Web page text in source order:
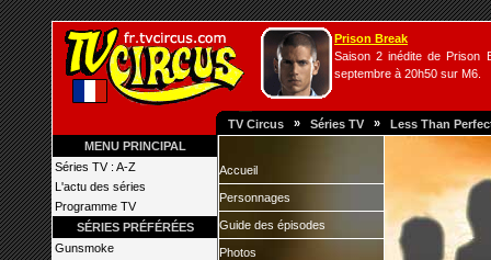
Prison Break
Saison 2 inédite de Prison
septembre à 20h50 sur M6.
TV Circus » Séries TV » Less Than
MENU PRINCIPAL
Séries TV : A-Z
L'actu des séries
Programme TV
SÉRIES PRÉFÉRÉES
Gunsmoke
Accueil
Personnages
Guide des épisodes
Photos